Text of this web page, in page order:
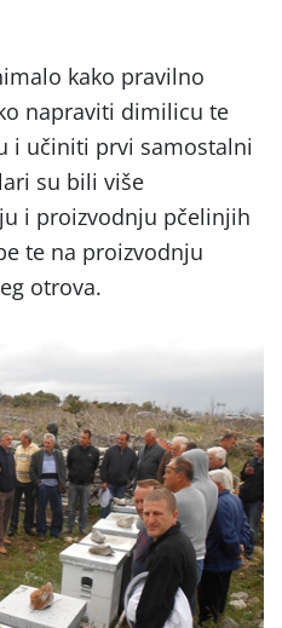
kako pravilno
napraviti dimilicu te
i učiniti prvi samostalni
su bili više
i proizvodnju pčelinjih
te na proizvodnju
otrova.